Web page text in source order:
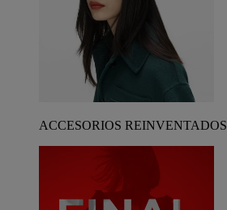
ACCESORIOS REINVENTADOS